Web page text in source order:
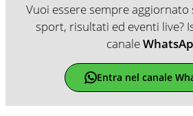
Vuoi essere sempre aggiornato
sport, risultati ed eventi live?
canale
Entra nel canale